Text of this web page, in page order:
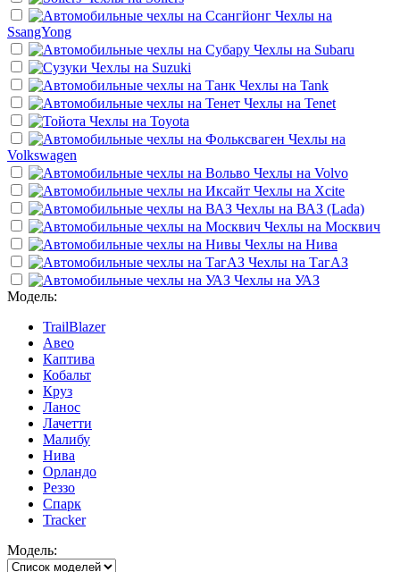
Чехлы на
SsangYong
Чехлы на Subaru
Чехлы на Suzuki
Чехлы на Tank
Чехлы на Tenet
Чехлы на Toyota
Чехлы на
Volkswagen
Чехлы на Volvo
Чехлы на Xcite
Чехлы на ВАЗ (Lada)
Чехлы на Москвич
Чехлы на Нива
Чехлы на ТагАЗ
Чехлы на УАЗ
Модель:
TrailBlazer
Авео
Каптива
Кобальт
Круз
Ланос
Лачетти
Малибу
Нива
Орландо
Реззо
Спарк
Tracker
Модель: